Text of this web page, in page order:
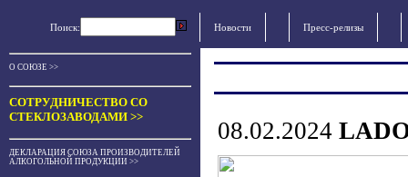
Поиск: Новости Пресс-релизы
О СОЮЗЕ >>
СОТРУДНИЧЕСТВО СО
СТЕКЛОЗАВОДАМИ >>
ДЕКЛАРАЦИЯ СОЮЗА ПРОИЗВОДИТЕЛЕЙ
АЛКОГОЛЬНОЙ ПРОДУКЦИИ >>
08.02.2024